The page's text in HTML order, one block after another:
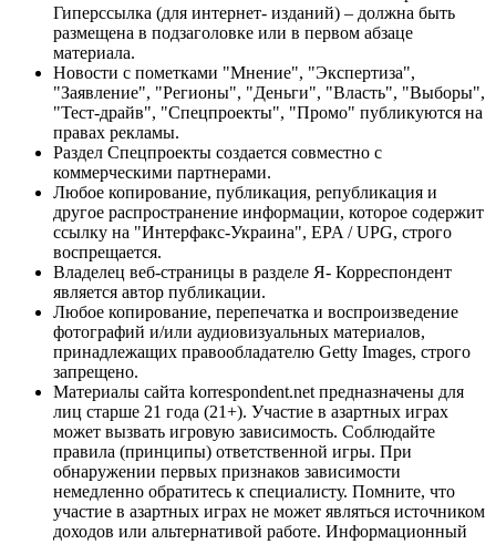
Гиперссылка (для интернет- изданий) – должна быть
размещена в подзаголовке или в первом абзаце
материала.
Новости с пометками "Мнение", "Экспертиза",
"Заявление", "Регионы", "Деньги", "Власть", "Выборы",
"Тест-драйв", "Спецпроекты", "Промо" публикуются на
правах рекламы.
Раздел Спецпроекты создается совместно с
коммерческими партнерами.
Любое копирование, публикация, републикация и
другое распространение информации, которое содержит
ссылку на "Интерфакс-Украина", EPA / UPG, строго
воспрещается.
Владелец веб-страницы в разделе Я- Корреспондент
является автор публикации.
Любое копирование, перепечатка и воспроизведение
фотографий и/или аудиовизуальных материалов,
принадлежащих правообладателю Getty Images, строго
запрещено.
Материалы сайта korrespondent.net предназначены для
лиц старше 21 года (21+). Участие в азартных играх
может вызвать игровую зависимость. Соблюдайте
правила (принципы) ответственной игры. При
обнаружении первых признаков зависимости
немедленно обратитесь к специалисту. Помните, что
участие в азартных играх не может являться источником
доходов или альтернативой работе. Информационный